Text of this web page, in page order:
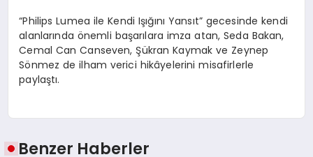
“Philips Lumea ile Kendi Işığını Yansıt” gecesinde kendi
alanlarında önemli başarılara imza atan, Seda Bakan,
Cemal Can Canseven, Şükran Kaymak ve Zeynep
Sönmez de ilham verici hikâyelerini misafirlerle
paylaştı.
Benzer Haberler